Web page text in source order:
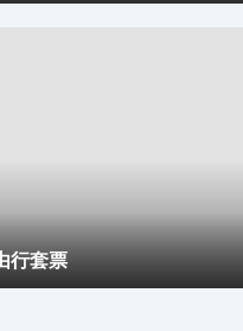
樂會客廳」
行套票